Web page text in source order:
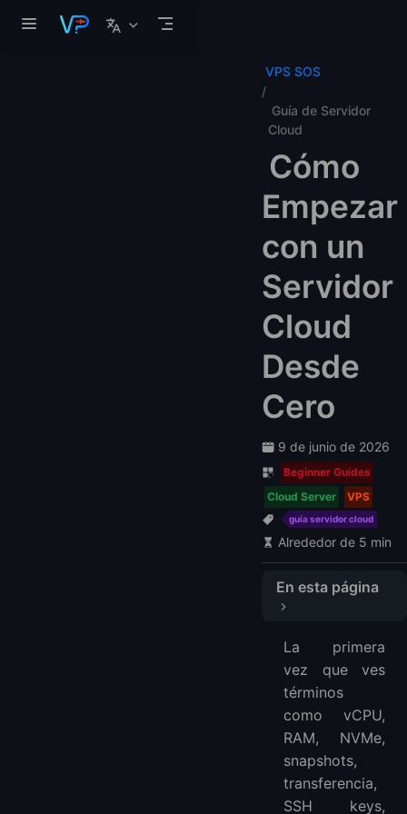
VPS SOS
Guía de Servidor
Cloud
Cómo
Empezar
con un
Servidor
Cloud
Desde
Cero
9 de junio de 2026
Beginner Guides
Cloud Server
VPS
guía servidor cloud
Alrededor de 5 min
En esta página
La primera
vez que ves
términos
como vCPU,
RAM, NVMe,
snapshots,
transferencia,
SSH keys,